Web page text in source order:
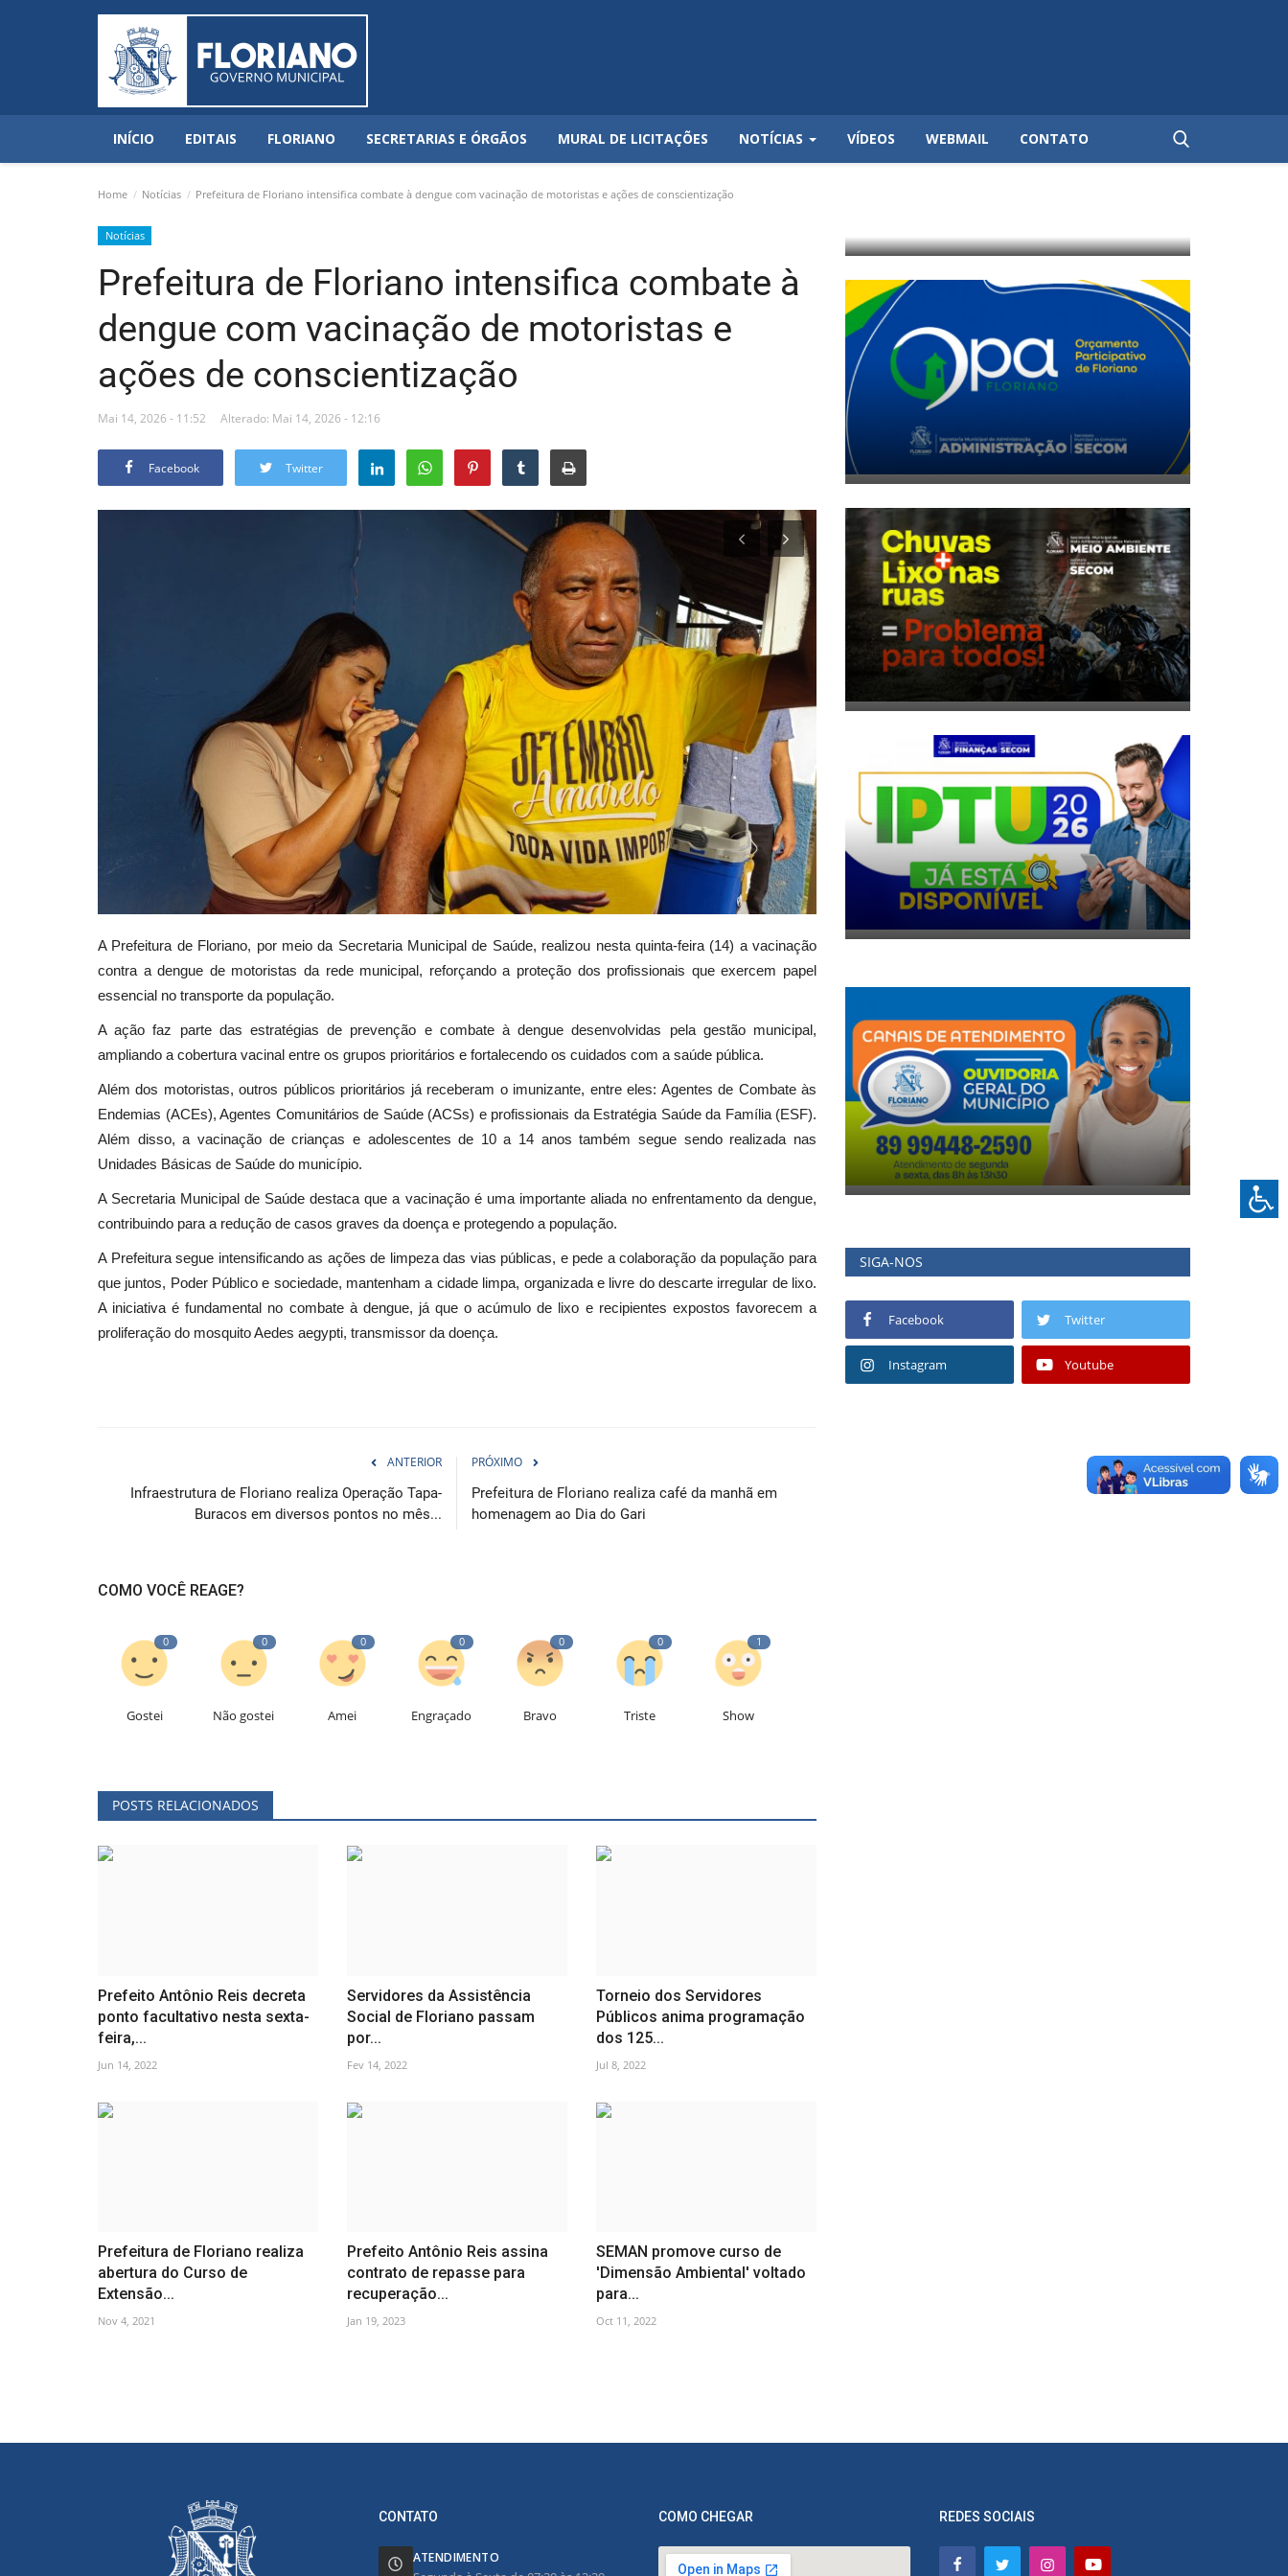
INÍCIO EDITAIS FLORIANO SECRETARIAS E ÓRGÃOS MURAL DE LICITAÇÕES NOTÍCIAS VÍDEOS WEBMAIL CONTATO
Home Notícias Prefeitura de Floriano intensifica combate à dengue com vacinação de motoristas e ações de conscientização
Notícias
Prefeitura de Floriano intensifica combate à
dengue com vacinação de motoristas e
ações de conscientização
Mai 14, 2026 - 11:52 Alterado: Mai 14, 2026 - 12:16
Facebook Twitter
A Prefeitura de Floriano, por meio da Secretaria Municipal de Saúde, realizou nesta quinta-feira (14) a vacinação
contra a dengue de motoristas da rede municipal, reforçando a proteção dos profissionais que exercem papel
essencial no transporte da população.
A ação faz parte das estratégias de prevenção e combate à dengue desenvolvidas pela gestão municipal,
ampliando a cobertura vacinal entre os grupos prioritários e fortalecendo os cuidados com a saúde pública.
Além dos motoristas, outros públicos prioritários já receberam o imunizante, entre eles: Agentes de Combate às
Endemias (ACEs), Agentes Comunitários de Saúde (ACSs) e profissionais da Estratégia Saúde da Família (ESF).
Além disso, a vacinação de crianças e adolescentes de 10 a 14 anos também segue sendo realizada nas
Unidades Básicas de Saúde do município.
A Secretaria Municipal de Saúde destaca que a vacinação é uma importante aliada no enfrentamento da dengue,
contribuindo para a redução de casos graves da doença e protegendo a população.
A Prefeitura segue intensificando as ações de limpeza das vias públicas, e pede a colaboração da população para
que juntos, Poder Público e sociedade, mantenham a cidade limpa, organizada e livre do descarte irregular de lixo.
A iniciativa é fundamental no combate à dengue, já que o acúmulo de lixo e recipientes expostos favorecem a
proliferação do mosquito Aedes aegypti, transmissor da doença.
ANTERIOR
Infraestrutura de Floriano realiza Operação Tapa-
Buracos em diversos pontos no mês...
PRÓXIMO
Prefeitura de Floriano realiza café da manhã em
homenagem ao Dia do Gari
COMO VOCÊ REAGE?
0
Gostei
0
Não gostei
0
Amei
0
Engraçado
0
Bravo
0
Triste
1
Show
POSTS RELACIONADOS
Prefeito Antônio Reis decreta
ponto facultativo nesta sexta-
feira,...
Jun 14, 2022
Servidores da Assistência
Social de Floriano passam
por...
Fev 14, 2022
Torneio dos Servidores
Públicos anima programação
dos 125...
Jul 8, 2022
Prefeitura de Floriano realiza
abertura do Curso de
Extensão...
Nov 4, 2021
Prefeito Antônio Reis assina
contrato de repasse para
recuperação...
Jan 19, 2023
SEMAN promove curso de
'Dimensão Ambiental' voltado
para...
Oct 11, 2022
SIGA-NOS
Facebook Twitter
Instagram Youtube
CONTATO
ATENDIMENTO
COMO CHEGAR REDES SOCIAIS